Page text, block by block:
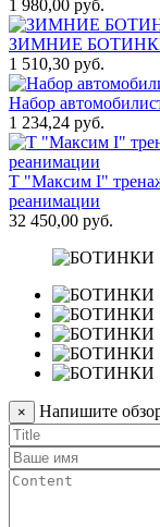
1 980,00 руб.
ЗИМНИЕ
1 510,30 руб.
Набор
1 234,24 руб.
Т "Максим I"
реанимации
32 450,00 руб.
× Напишите